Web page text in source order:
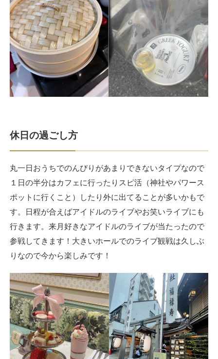
休日の過ごし方
丸一日おうちでのんびりがあまりできないタイプなので
１日の半分はカフェに行ったりスピ活（神社やパワース
ポットに行くこと）したり外に出てることが多いかもで
す。日程が合えばアイドルのライブやお笑いライブにも
行きます。来月好きなアイドルのライブが当たったので
参戦してきます！大きいホールでのライブ観戦は久しぶ
りなので今から楽しみです！